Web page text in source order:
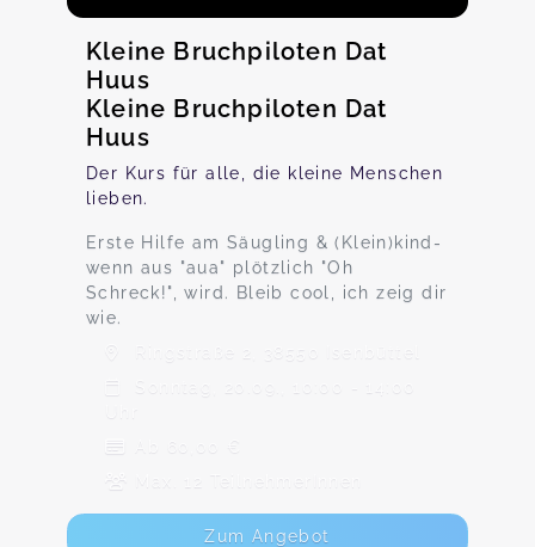
Kleine Bruchpiloten Dat
Huus
Kleine Bruchpiloten Dat
Huus
Der Kurs für alle, die kleine Menschen
lieben.
Erste Hilfe am Säugling & (Klein)kind-
wenn aus "aua" plötzlich "Oh
Schreck!", wird. Bleib cool, ich zeig dir
wie.
Ringstraße 2, 38550 Isenbüttel
Sonntag, 20.09., 10:00 - 14:00
Ab 60,00 €
Max. 12 TeilnehmerInnen
Zum Angebot